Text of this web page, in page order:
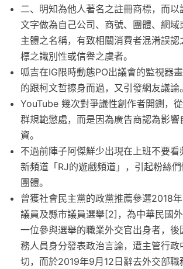
二、明知為他人著名之註冊商標，而
文字做為自己公司、商號、團體、網域
主體之名稱，有致相關消費者混淆誤認
標之識別性或信譽之虞者。
呱吉在IG限時動態PO出議會的監視器
的跟柯文哲擦身而過，又引發網友議論。
YouTube 幾次對爭議性創作者開鍘，
群規範懲處，而是因為廣告商認為影響
資。
不過前陣子阿傑鮮少出現在上班不要看
新頻道「RJ的遊戲頻道」，引起粉絲
團體。
曾獲社會民主黨的政黨推薦參選2018
議員及縣市議員選舉[2]，為中華民國
一位參與選舉的職業外交官出身者，後
務人員身分發表政治言論，遭主管行政
切，而於2019年9月12日辭去外交部職